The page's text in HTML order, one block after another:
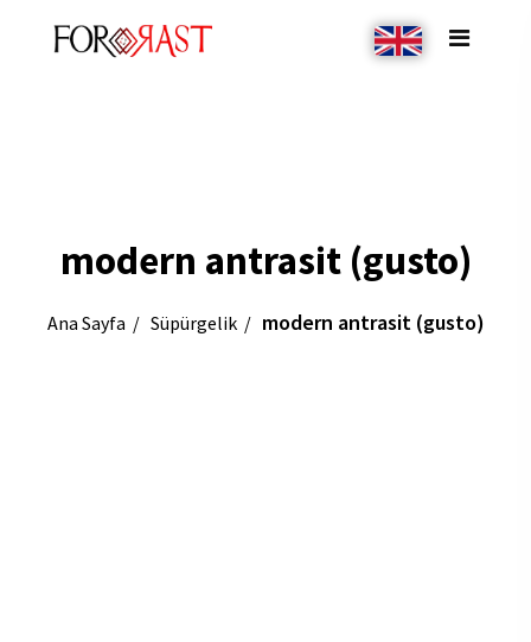
modern antrasit (gusto)
Ana Sayfa Süpürgelik modern antrasit (gusto)